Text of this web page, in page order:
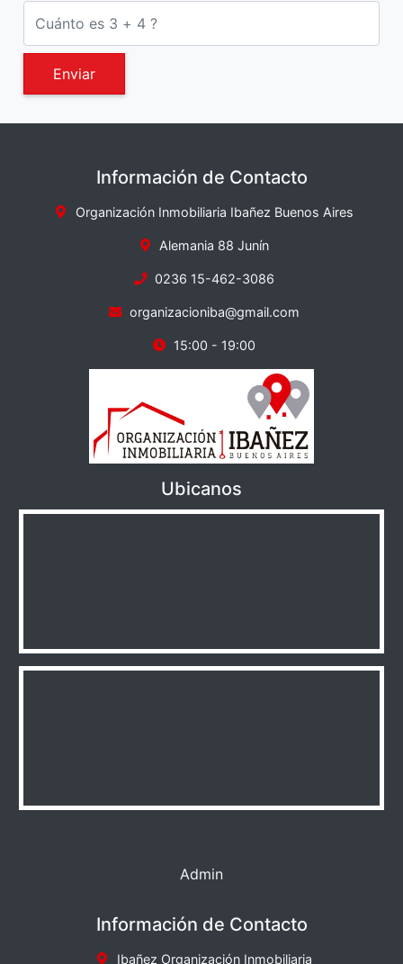
Enviar
Información de Contacto
Organización Inmobiliaria Ibañez Buenos Aires
Alemania 88 Junín
0236 15-462-3086
organizacioniba@gmail.com
15:00 - 19:00
Ubicanos
Admin
Información de Contacto
Ibañez Organización Inmobiliaria